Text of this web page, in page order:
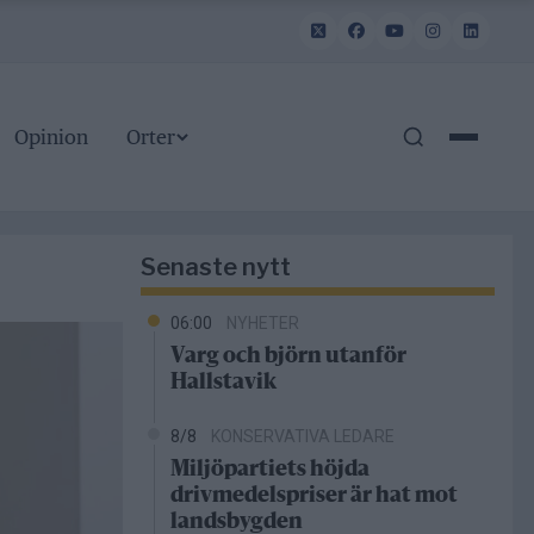
Opinion Orter
Senaste nytt
06:00 NYHETER
Varg och björn utanför
Hallstavik
8/8 KONSERVATIVA LEDARE
Miljöpartiets höjda
drivmedelspriser är hat mot
landsbygden